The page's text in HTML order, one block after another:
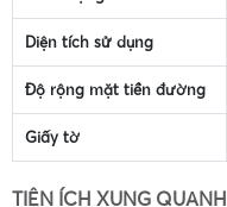
Diện tích sử dụng
Độ rộng mặt tiền đường
Giấy tờ
TIỆN ÍCH XUNG QUANH